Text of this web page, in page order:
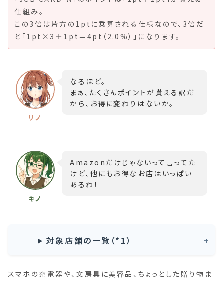
仕組み。
この3倍は片方の1ptに乗算される仕様なので、3倍だ
と「1pt×3＋1pt＝4pt（2.0%）」になります。
なるほど。
まぁ、たくさんポイントが貰える訳だ
から、お得に変わりはないか。
Amazonだけじゃないって言ってた
けど、他にもお得なお店はいっぱい
あるわ！
対象店舗の一覧（*1）
スマホの充電器や、文房具に美容品、ちょっとした贈り物ま